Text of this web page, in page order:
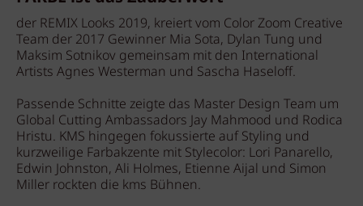
der REMIX Looks 2019, kreiert vom Color Zoom Creative
Team der 2017 Gewinner Mia Sota, Dylan Tung und
Maksim Sotnikov gemeinsam mit den International
Artists Agnes Westerman und Sascha Haseloff.
Passende Schnitte zeigte das Master Design Team um
Global Cutting Ambassadors Jay Mahmood und Rodica
Hristu. KMS hingegen fokussierte auf Styling und
kurzweilige Farbakzente mit Stylecolor: Lori Panarello,
Edwin Johnston, Ali Holmes, Etienne Aijal und Simon
Miller rockten die kms Bühnen.